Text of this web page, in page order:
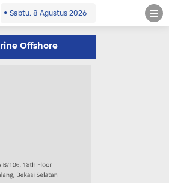
Sabtu, 8 Agustus 2026
Offshore